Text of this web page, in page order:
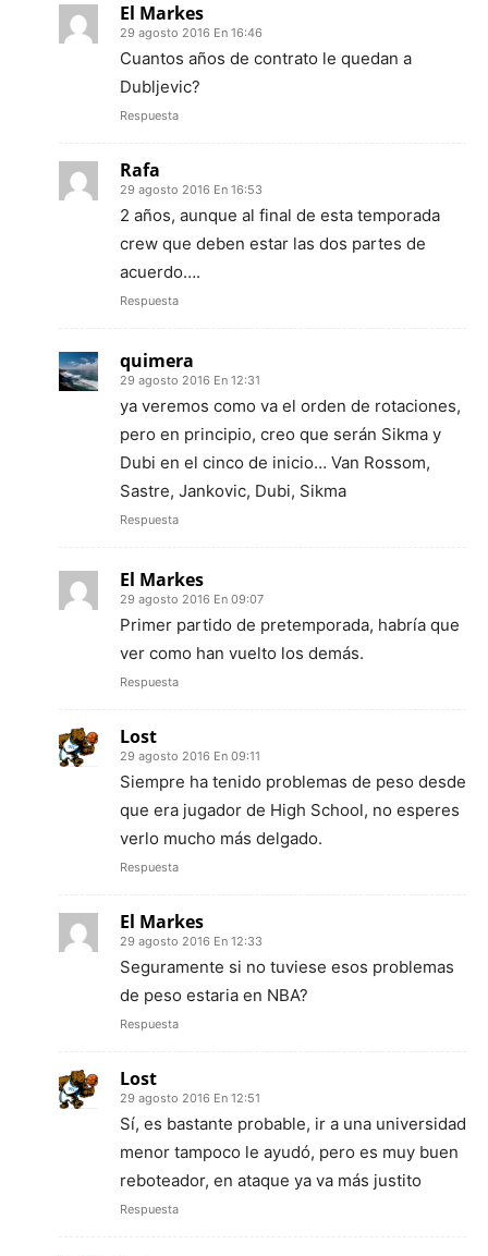
El Markes
29 agosto 2016 En 16:46
Cuantos años de contrato le quedan a
Dubljevic?
Respuesta
Rafa
29 agosto 2016 En 16:53
2 años, aunque al final de esta temporada
crew que deben estar las dos partes de
acuerdo….
Respuesta
quimera
29 agosto 2016 En 12:31
ya veremos como va el orden de rotaciones,
pero en principio, creo que serán Sikma y
Dubi en el cinco de inicio… Van Rossom,
Sastre, Jankovic, Dubi, Sikma
Respuesta
El Markes
29 agosto 2016 En 09:07
Primer partido de pretemporada, habría que
ver como han vuelto los demás.
Respuesta
Lost
29 agosto 2016 En 09:11
Siempre ha tenido problemas de peso desde
que era jugador de High School, no esperes
verlo mucho más delgado.
Respuesta
El Markes
29 agosto 2016 En 12:33
Seguramente si no tuviese esos problemas
de peso estaria en NBA?
Respuesta
Lost
29 agosto 2016 En 12:51
Sí, es bastante probable, ir a una universidad
menor tampoco le ayudó, pero es muy buen
reboteador, en ataque ya va más justito
Respuesta